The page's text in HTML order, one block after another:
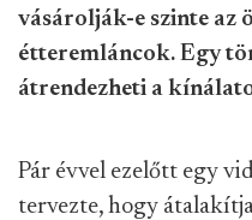
vásárolják-e szinte az
étteremláncok. Egy
átrendezheti a
Pár évvel ezelőtt egy
tervezte, hogy